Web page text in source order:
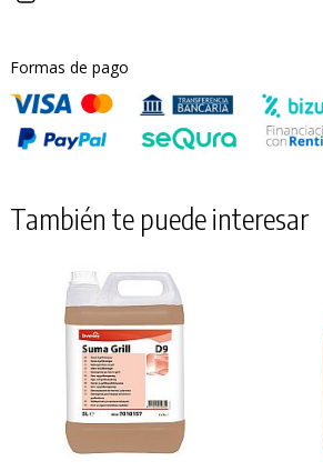
Formas de pago
También te puede interesar